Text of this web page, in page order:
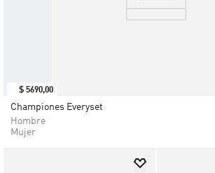
$ 5690,00
Championes Everyset
Hombre
Mujer